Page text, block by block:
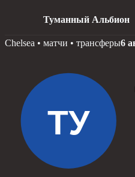
Туманный Альбион
Skip
Chelsea • матчи • трансферы6